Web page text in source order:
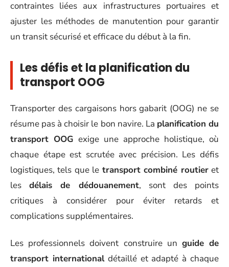
contraintes liées aux infrastructures portuaires et
ajuster les méthodes de manutention pour garantir
un transit sécurisé et efficace du début à la fin.
Les défis et la planification du
transport OOG
Transporter des cargaisons hors gabarit (OOG) ne se
résume pas à choisir le bon navire. La planification du
transport OOG exige une approche holistique, où
chaque étape est scrutée avec précision. Les défis
logistiques, tels que le transport combiné routieret
lesdélais de dédouanement, sont des points
critiques à considérer pour éviter retards et
complications supplémentaires.
Les professionnels doivent construire un guide de
transport internationaldétaillé et adapté à chaque